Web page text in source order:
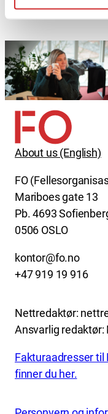
About us (English)
FO
Mariboes gate 13
Pb. 4693
0506 OSLO
kontor@fo.no
+47 919 19 916
Nettredaktør:
Ansvarlig redaktør:
Fakturaadresser til
finner du her.